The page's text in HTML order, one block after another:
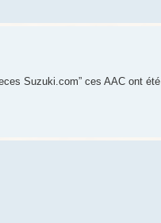
Suzuki.com” ces AAC ont été